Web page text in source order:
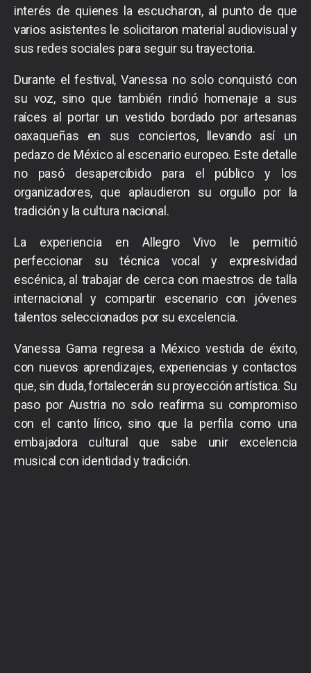
interés de quienes la escucharon, al punto de que
varios asistentes le solicitaron material audiovisual y
sus redes sociales para seguir su trayectoria.
Durante el festival, Vanessa no solo conquistó con
su voz, sino que también rindió homenaje a sus
raíces al portar un vestido bordado por artesanas
oaxaqueñas en sus conciertos, llevando así un
pedazo de México al escenario europeo. Este detalle
no pasó desapercibido para el público y los
organizadores, que aplaudieron su orgullo por la
tradición y la cultura nacional.
La experiencia en Allegro Vivo le permitió
perfeccionar su técnica vocal y expresividad
escénica, al trabajar de cerca con maestros de talla
internacional y compartir escenario con jóvenes
talentos seleccionados por su excelencia.
Vanessa Gama regresa a México vestida de éxito,
con nuevos aprendizajes, experiencias y contactos
que, sin duda, fortalecerán su proyección artística. Su
paso por Austria no solo reafirma su compromiso
con el canto lírico, sino que la perfila como una
embajadora cultural que sabe unir excelencia
musical con identidad y tradición.